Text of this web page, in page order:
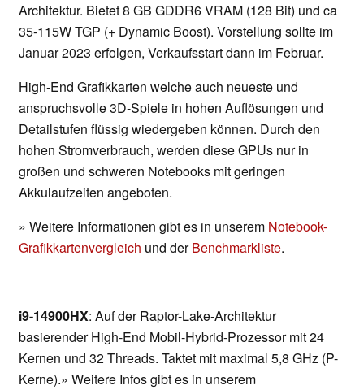
Architektur. Bietet 8 GB GDDR6 VRAM (128 Bit) und ca
35-115W TGP (+ Dynamic Boost). Vorstellung sollte im
Januar 2023 erfolgen, Verkaufsstart dann im Februar.
High-End Grafikkarten welche auch neueste und
anspruchsvolle 3D-Spiele in hohen Auflösungen und
Detailstufen flüssig wiedergeben können. Durch den
hohen Stromverbrauch, werden diese GPUs nur in
großen und schweren Notebooks mit geringen
Akkulaufzeiten angeboten.
» Weitere Informationen gibt es in unserem Notebook-
Grafikkartenvergleich und derBenchmarkliste.
i9-14900HX: Auf der Raptor-Lake-Architektur
basierender High-End Mobil-Hybrid-Prozessor mit 24
Kernen und 32 Threads. Taktet mit maximal 5,8 GHz (P-
Kerne).» Weitere Infos gibt es in unserem